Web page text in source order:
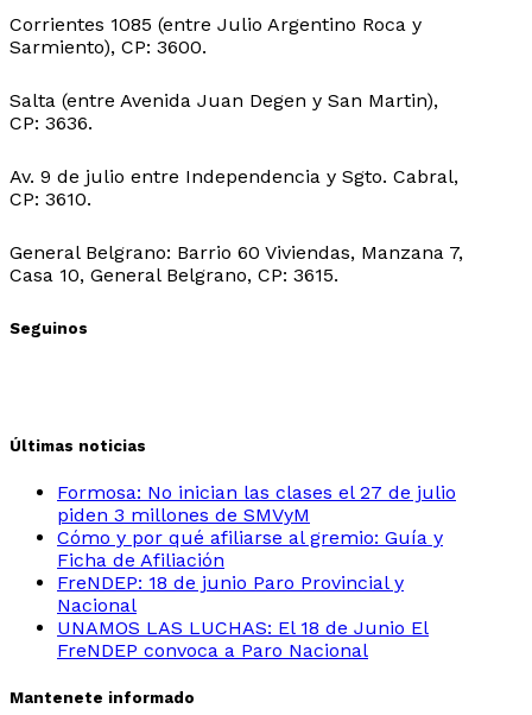
Corrientes 1085 (entre Julio Argentino Roca y
Sarmiento), CP: 3600.
Salta (entre Avenida Juan Degen y San Martin),
CP: 3636.
Av. 9 de julio entre Independencia y Sgto. Cabral,
CP: 3610.
General Belgrano: Barrio 60 Viviendas, Manzana 7,
Casa 10, General Belgrano, CP: 3615.
Seguinos
Últimas noticias
Formosa: No inician las clases el 27 de julio
piden 3 millones de SMVyM
Cómo y por qué afiliarse al gremio: Guía y
Ficha de Afiliación
FreNDEP: 18 de junio Paro Provincial y
Nacional
UNAMOS LAS LUCHAS: El 18 de Junio El
FreNDEP convoca a Paro Nacional
Mantenete informado